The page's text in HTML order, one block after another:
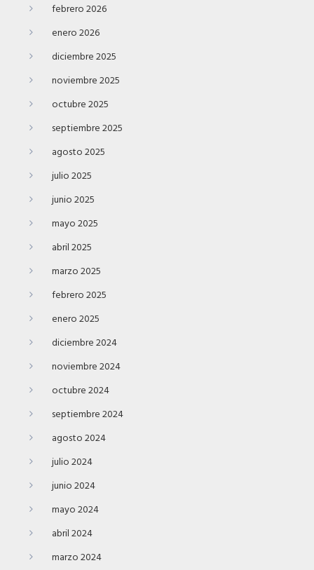
febrero 2026
enero 2026
diciembre 2025
noviembre 2025
octubre 2025
septiembre 2025
agosto 2025
julio 2025
junio 2025
mayo 2025
abril 2025
marzo 2025
febrero 2025
enero 2025
diciembre 2024
noviembre 2024
octubre 2024
septiembre 2024
agosto 2024
julio 2024
junio 2024
mayo 2024
abril 2024
marzo 2024